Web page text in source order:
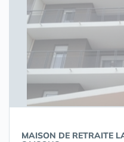
MAISON DE RETRAITE